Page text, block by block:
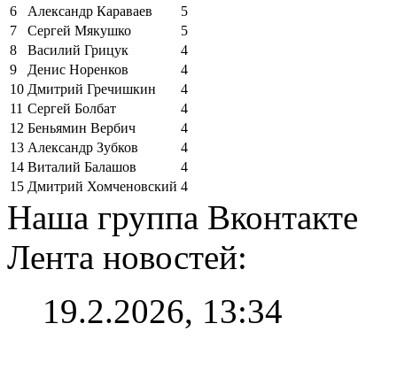
6
Александр Караваев
5
7
Сергей Мякушко
5
8
Василий Грицук
4
9
Денис Норенков
4
10 Дмитрий Гречишкин
4
11 Сергей Болбат
4
12 Беньямин Вербич
4
13 Александр Зубков
4
14 Виталий Балашов
4
15 Дмитрий Хомченовский 4
Наша группа Вконтакте
Лента новостей:
19.2.2026, 13:34